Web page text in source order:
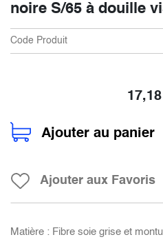
noire S/65 à douille
Code Produit
17,18
Ajouter au panier
Ajouter aux Favoris
Matière : Fibre soie grise et